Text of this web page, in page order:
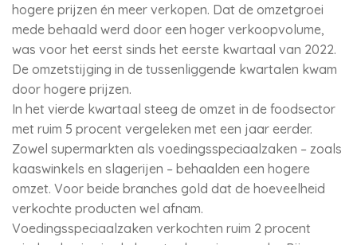
hogere prijzen én meer verkopen. Dat de omzetgroei
mede behaald werd door een hoger verkoopvolume,
was voor het eerst sinds het eerste kwartaal van 2022.
De omzetstijging in de tussenliggende kwartalen kwam
door hogere prijzen.
In het vierde kwartaal steeg de omzet in de foodsector
met ruim 5 procent vergeleken met een jaar eerder.
Zowel supermarkten als voedingsspeciaalzaken – zoals
kaaswinkels en slagerijen – behaalden een hogere
omzet. Voor beide branches gold dat de hoeveelheid
verkochte producten wel afnam.
Voedingsspeciaalzaken verkochten ruim 2 procent